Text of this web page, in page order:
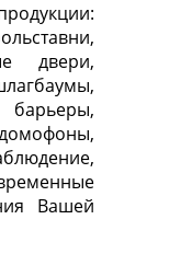
двери,
Вашей